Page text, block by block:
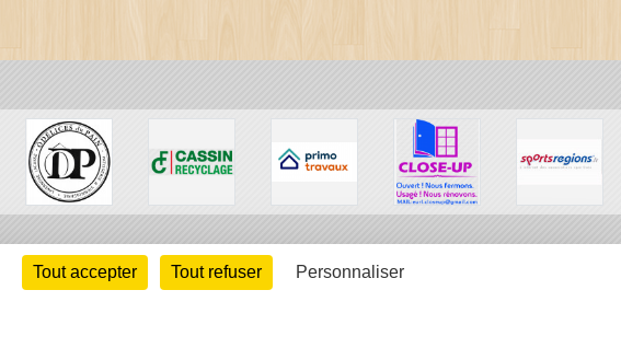
Tout accepter Tout refuser Personnaliser